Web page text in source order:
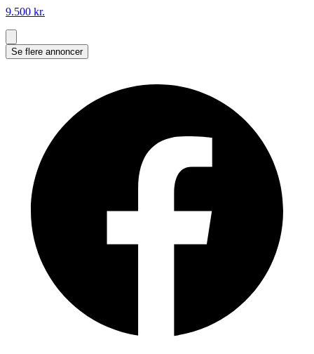
9.500 kr.
Se flere annoncer